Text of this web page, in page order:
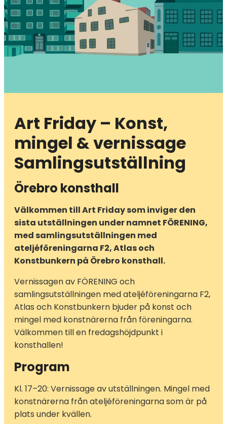
Art Friday – Konst,
mingel & vernissage
Samlingsutställning
Örebro konsthall
Välkommen till Art Friday som inviger den
sista utställningen under namnet FÖRENING,
med samlingsutställningen med
ateljéföreningarna F2, Atlas och
Konstbunkern på Örebro konsthall.
Vernissagen av FÖRENING och
samlingsutställningen med ateljéföreningarna F2,
Atlas och Konstbunkern bjuder på konst och
mingel med konstnärerna från föreningarna.
Välkommen till en fredagshöjdpunkt i
konsthallen!
Program
Kl. 17–20: Vernissage av utställningen. Mingel med
konstnärerna från ateljéföreningarna som är på
plats under kvällen.